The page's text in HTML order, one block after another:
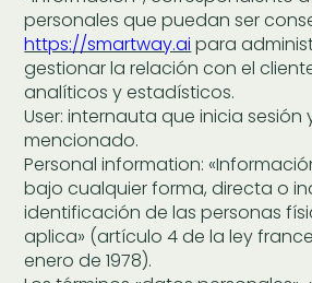
personales que puedan ser
https://smartway.ai para
gestionar la relación con el
analíticos y estadísticos.
User: internauta que inicia sesión
mencionado.
Personal information:
bajo cualquier forma, directa o
identificación de las personas
aplica» (artículo 4 de la ley
enero de 1978).